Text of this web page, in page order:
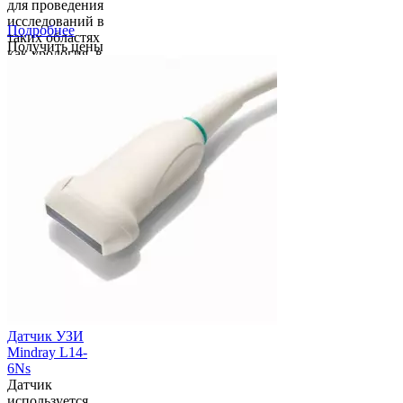
для проведения
исследований в
таких областях
как урология, в
совместима
биопси...
Подробнее
Получить цены
Датчик УЗИ
Mindray L14-
6Ns
Датчик